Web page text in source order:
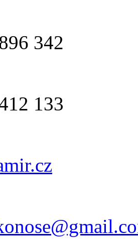
342
133